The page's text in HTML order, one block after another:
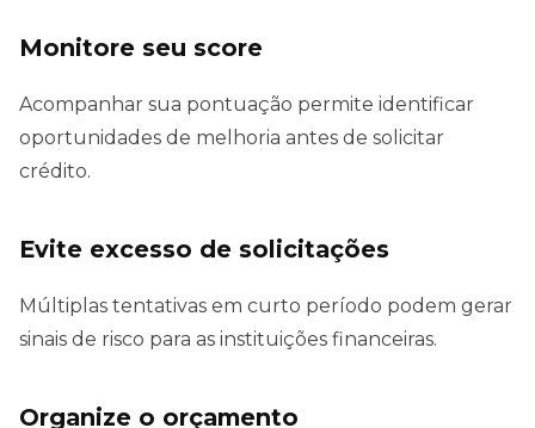
Monitore seu score
Acompanhar sua pontuação permite identificar
oportunidades de melhoria antes de solicitar
crédito.
Evite excesso de solicitações
Múltiplas tentativas em curto período podem gerar
sinais de risco para as instituições financeiras.
Organize o orçamento